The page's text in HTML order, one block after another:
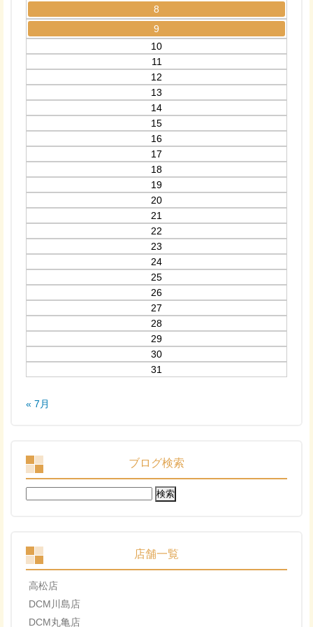
8
9
10
11
12
13
14
15
16
17
18
19
20
21
22
23
24
25
26
27
28
29
30
31
« 7月
ブログ検索
検
索:
店舗一覧
高松店
DCM川島店
DCM丸亀店